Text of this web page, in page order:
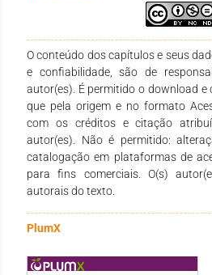
O conteúdo dos capítulos e seus
e confiabilidade, são de
autor(es). É permitido o download
que pela origem e no formato
com os créditos e citação
autor(es). Não é permitido:
catalogação em plataformas de
para fins comerciais. O(s)
autorais do texto.
PlumX